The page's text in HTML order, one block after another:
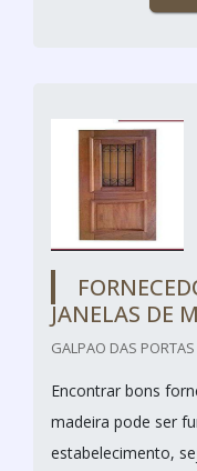
JANELAS DE
GALPAO DAS
Encontrar bons
madeira pode ser
estabelecimento,